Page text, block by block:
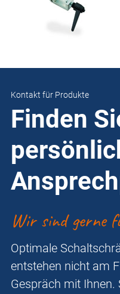
Kontakt für Produkte
Finden
Wir sind gerne
Optimale
entstehen nicht am
Gespräch mit Ihnen.